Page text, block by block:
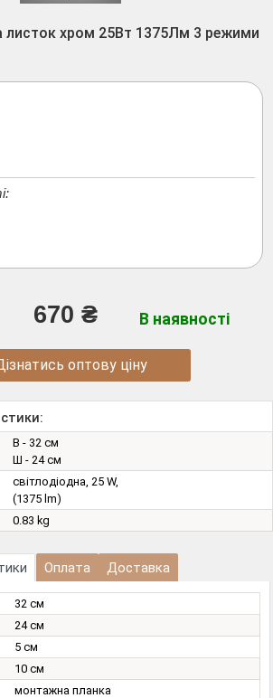
листок хром 25Вт 1375Лм 3 режими
670 ₴ В наявності
оптову ціну
В - 32 см
Ш - 24 см
світлодіодна, 25 W,
(1375 lm)
0.83 kg
Оплата Доставка
32 см
24 см
5 см
10 см
монтажна планка